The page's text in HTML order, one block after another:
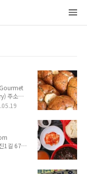
주소
7) 7,
Hours :
및 가
2,500원
빵집 사장
건 주문
1길 67
해물짬